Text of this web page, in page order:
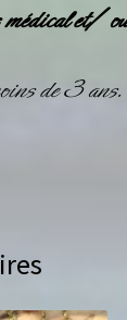
médical et/
de 3